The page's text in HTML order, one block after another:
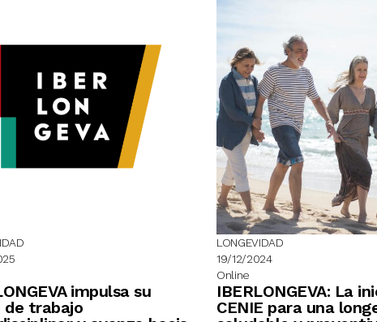
impulsa su
de trabajo
LONGEVIDAD
19/12/2024
Online
IBERLONGEVA: La
CENIE para una